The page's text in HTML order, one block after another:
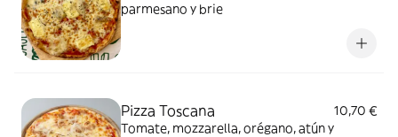
parmesano y brie
Pizza Toscana
10,70 €
Tomate, mozzarella, orégano, atún y